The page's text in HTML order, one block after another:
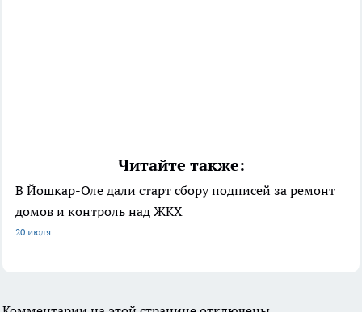
Читайте также:
В Йошкар-Оле дали старт сбору подписей за ремонт
домов и контроль над ЖКХ
20 июля